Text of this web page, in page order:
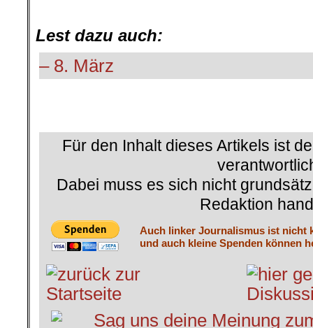
Lest dazu auch:
– 8. März
Für den Inhalt dieses Artikels ist
Dabei muss es sich nicht
Redaktion
Auch linker Journalismus ist nicht
und auch kleine Spenden können